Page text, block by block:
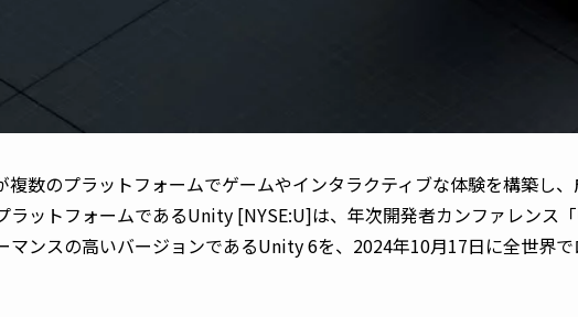
複数のプラットフォームでゲームやインタラクティブな体験を構築し
ラットフォームであるUnity [NYSE:U]は、年次開発者カンファレンス
マンスの高いバージョンであるUnity 6を、2024年10月17日に全世界